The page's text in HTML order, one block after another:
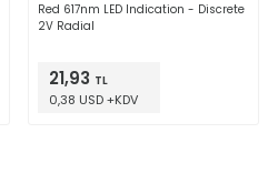
Red 617nm LED Indication - Discrete
2V Radial
21,93 TL
0,38 USD +KDV